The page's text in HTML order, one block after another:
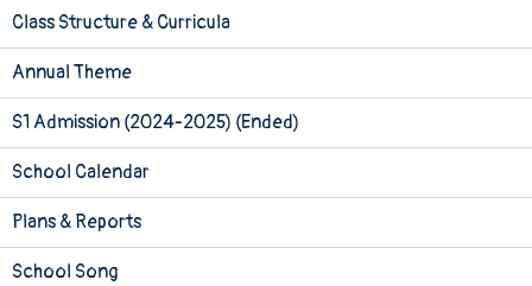
Class Structure & Curricula
Annual Theme
S1 Admission (2024-2025) (Ended)
School Calendar
Plans & Reports
School Song